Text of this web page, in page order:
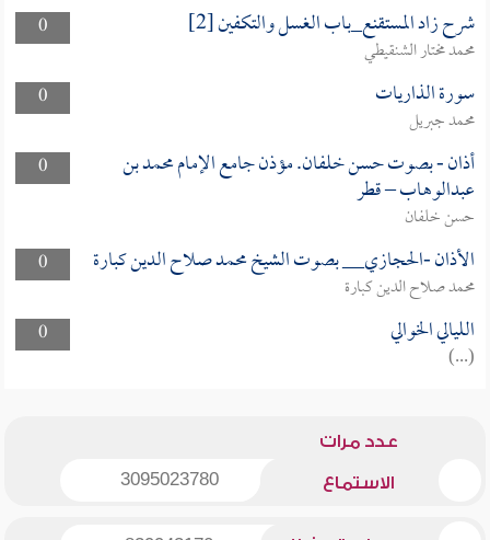
0
شرح زاد المستقنع_باب الغسل والتكفين [2]
محمد مختار الشنقيطي
0
سورة الذاريات
محمد جبريل
0
أذان - بصوت حسن خلفان. مؤذن جامع الإمام محمد بن
عبدالوهاب – قطر
حسن خلفان
0
الأذان -الحجازي__ بصوت الشيخ محمد صلاح الدين كبارة
محمد صلاح الدين كبارة
0
الليالي الخوالي
(...)
عدد مرات
الاستماع 3095023780